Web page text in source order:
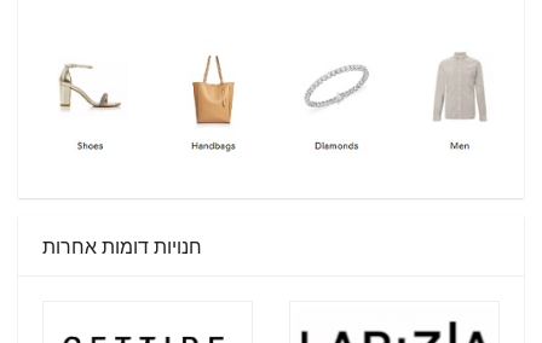
חנויות דומות אחרות